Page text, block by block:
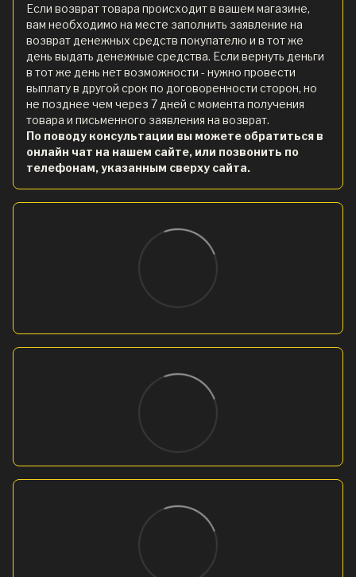
Если возврат товара происходит в вашем магазине,
вам необходимо на месте заполнить заявление на
возврат денежных средств покупателю и в тот же
день выдать денежные средства. Если вернуть деньги
в тот же день нет возможности - нужно провести
выплату в другой срок по договоренности сторон, но
не позднее чем через 7 дней с момента получения
товара и письменного заявления на возврат.
По поводу консультации вы можете обратиться в
онлайн чат на нашем сайте, или позвонить по
телефонам, указанным сверху сайта.